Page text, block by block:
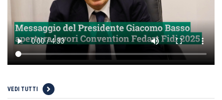
VEDI TUTTI